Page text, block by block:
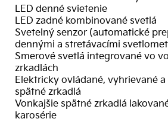
LED denné svietenie
LED zadné kombinované svetlá
Svetelný senzor (automatické
dennými a stretávacími
Smerové svetlá integrované vo
zrkadlách
Elektricky ovládané, vyhrievané
spätné zrkadlá
Vonkajšie spätné zrkadlá
karosérie